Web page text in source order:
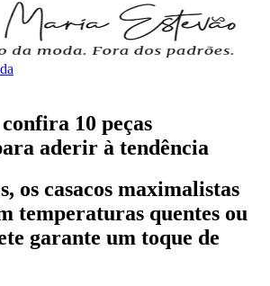
10 peças
aderir à tendência
os casacos maximalistas
temperaturas quentes ou
garante um toque de